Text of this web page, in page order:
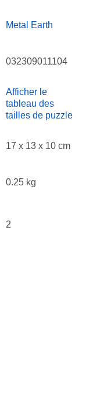
Metal Earth
032309011104
Afficher le
tableau des
tailles de puzzle
17 x 13 x 10 cm
0.25 kg
2